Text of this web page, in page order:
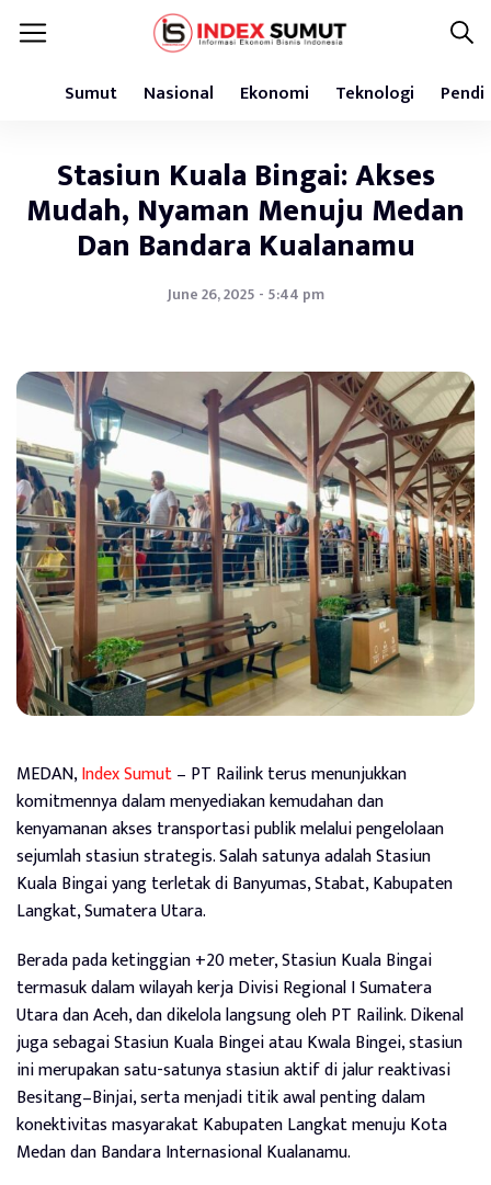
Sumut Nasional Ekonomi Teknologi
Stasiun Kuala Bingai: Akses
Mudah, Nyaman Menuju Medan
Dan Bandara Kualanamu
June 26, 2025 - 5:44 pm
MEDAN,Index Sumut– PT Railink terus menunjukkan
komitmennya dalam menyediakan kemudahan dan
kenyamanan akses transportasi publik melalui pengelolaan
sejumlah stasiun strategis. Salah satunya adalah Stasiun
Kuala Bingai yang terletak di Banyumas, Stabat, Kabupaten
Langkat, Sumatera Utara.
Berada pada ketinggian +20 meter, Stasiun Kuala Bingai
termasuk dalam wilayah kerja Divisi Regional I Sumatera
Utara dan Aceh, dan dikelola langsung oleh PT Railink. Dikenal
juga sebagai Stasiun Kuala Bingei atau Kwala Bingei, stasiun
ini merupakan satu-satunya stasiun aktif di jalur reaktivasi
Besitang–Binjai, serta menjadi titik awal penting dalam
konektivitas masyarakat Kabupaten Langkat menuju Kota
Medan dan Bandara Internasional Kualanamu.